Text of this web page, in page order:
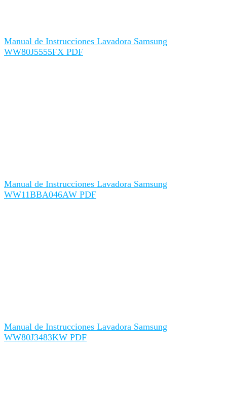
Manual de Instrucciones Lavadora Samsung
WW80J5555FX PDF
Manual de Instrucciones Lavadora Samsung
WW11BBA046AW PDF
Manual de Instrucciones Lavadora Samsung
WW80J3483KW PDF